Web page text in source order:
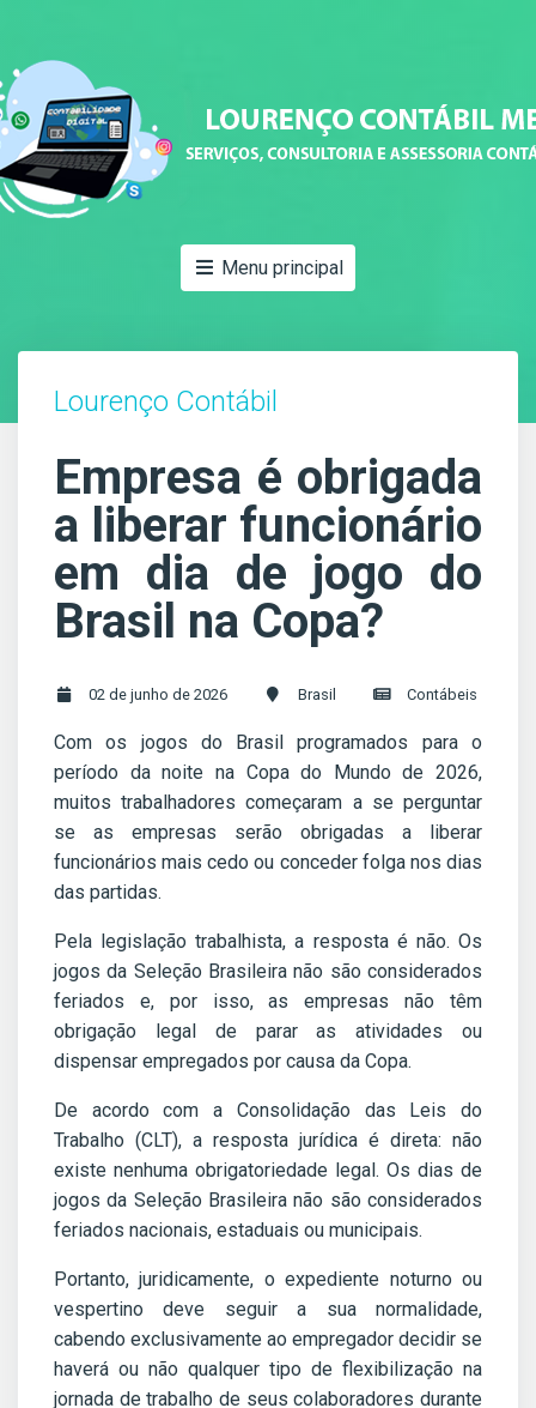
Menu principal
Lourenço Contábil
Empresa é obrigada
a liberar funcionário
em dia de jogo do
Brasil na Copa?
02 de junho de 2026 Brasil Contábeis
Com os jogos do Brasil programados para o
período da noite na Copa do Mundo de 2026,
muitos trabalhadores começaram a se perguntar
se as empresas serão obrigadas a liberar
funcionários mais cedo ou conceder folga nos dias
das partidas.
Pela legislação trabalhista, a resposta é não. Os
jogos da Seleção Brasileira não são considerados
feriados e, por isso, as empresas não têm
obrigação legal de parar as atividades ou
dispensar empregados por causa da Copa.
De acordo com a Consolidação das Leis do
Trabalho (CLT), a resposta jurídica é direta: não
existe nenhuma obrigatoriedade legal. Os dias de
jogos da Seleção Brasileira não são considerados
feriados nacionais, estaduais ou municipais.
Portanto, juridicamente, o expediente noturno ou
vespertino deve seguir a sua normalidade,
cabendo exclusivamente ao empregador decidir se
haverá ou não qualquer tipo de flexibilização na
jornada de trabalho de seus colaboradores durante